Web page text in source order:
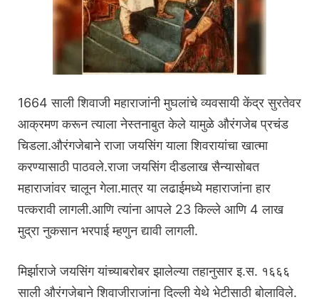
1664 साली शिवाजी महाराजांनी मुघलांचे व्यवसायी केंद्र सुरतेवर
आक्रमण करून त्याला नेस्तनाबुत केले यामुळे औरंगजेब प्रचंड
चिडला.औरंगजेबाने राजा जयसिंग याला शिवरायांचा खात्मा
करण्यासाठी पाठवले.राजा जयसिंग दीडलाख सैन्यासोबत
महाराजांवर चालून गेला.मात्र या लढाईमध्ये महाराजांना हार
पत्करावी लागली.आणि त्यांना आपले 23 किल्ले आणि 4 लाख
मुद्रा नुकसान भरपाई म्हणुन द्यावी लागली.
मिर्झाराजे जयसिंग यांच्याबरोबर झालेल्या तहानुसार इ.स. १६६६
साली औरंगजेबाने शिवाजीराजांना दिल्ली येथे भेटीसाठी बोलाविले.